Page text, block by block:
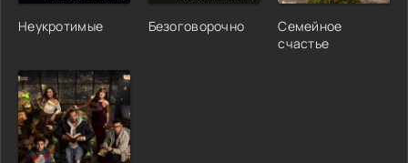
Неукротимые Безоговорочно
Семейное
счастье